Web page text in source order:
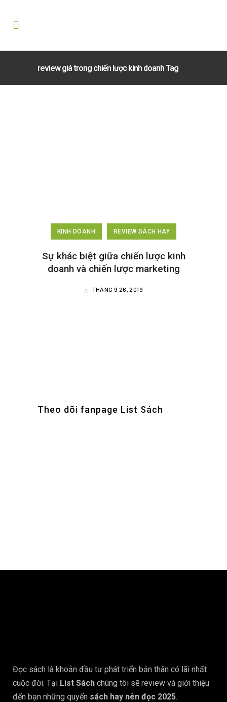
review giá trong chiến lược kinh doanh Tag
KINH DOANH REVIEW SÁCH HAY
Sự khác biệt giữa chiến lược kinh
doanh và chiến lược marketing
THÁNG 9 26, 2019
Theo dõi fanpage List Sách
Đọc sách là khoản đầu tư phát triển bản thân có lãi nhất
cuộc đời. Tại List Sách chúng tôi sẽ review và giới thiệu
đến bạn những quyển sách hay nên đọc 2025.